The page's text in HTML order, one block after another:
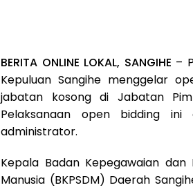
BERITA ONLINE LOKAL, SANGIHE –
Kepuluan Sangihe menggelar
jabatan kosong di Jabatan
Pelaksanaan open bidding
administrator.
Kepala Badan Kepegawaian
Manusia (BKPSDM) Daerah